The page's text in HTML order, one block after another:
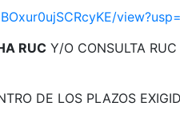
RUC Y/O CONSULTA RUC
DE LOS PLAZOS